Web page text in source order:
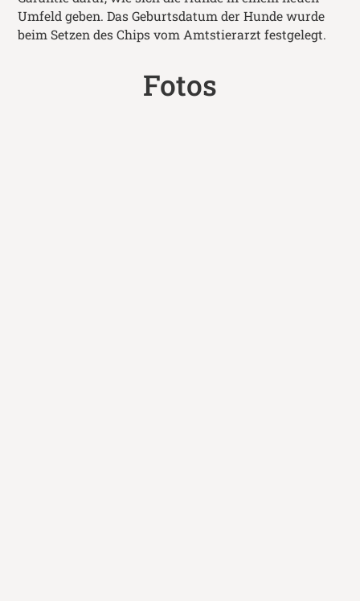
Umfeld geben. Das Geburtsdatum der Hunde wurde
beim Setzen des Chips vom Amtstierarzt festgelegt.
Fotos